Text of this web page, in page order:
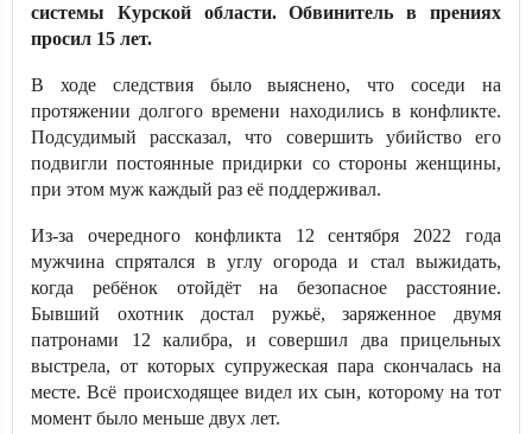
системы Курской области. Обвинитель в прениях
просил 15 лет.
В ходе следствия было выяснено, что соседи на
протяжении долгого времени находились в конфликте.
Подсудимый рассказал, что совершить убийство его
подвигли постоянные придирки со стороны женщины,
при этом муж каждый раз её поддерживал.
Из-за очередного конфликта 12 сентября 2022 года
мужчина спрятался в углу огорода и стал выжидать,
когда ребёнок отойдёт на безопасное расстояние.
Бывший охотник достал ружьё, заряженное двумя
патронами 12 калибра, и совершил два прицельных
выстрела, от которых супружеская пара скончалась на
месте. Всё происходящее видел их сын, которому на тот
момент было меньше двух лет.